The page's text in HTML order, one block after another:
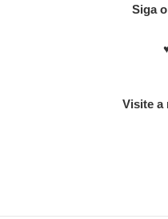
Siga
Visite a